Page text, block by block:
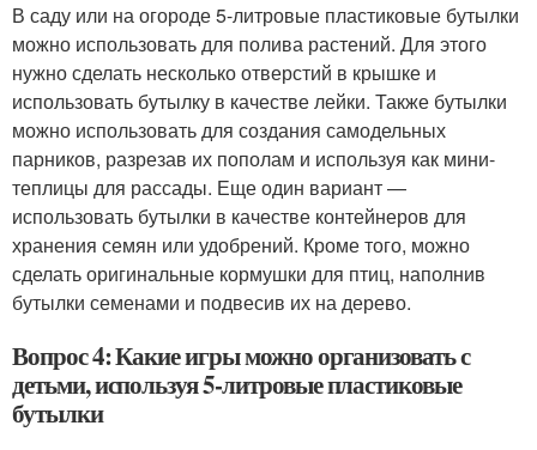
В саду или на огороде 5-литровые пластиковые бутылки
можно использовать для полива растений. Для этого
нужно сделать несколько отверстий в крышке и
использовать бутылку в качестве лейки. Также бутылки
можно использовать для создания самодельных
парников, разрезав их пополам и используя как мини-
теплицы для рассады. Еще один вариант —
использовать бутылки в качестве контейнеров для
хранения семян или удобрений. Кроме того, можно
сделать оригинальные кормушки для птиц, наполнив
бутылки семенами и подвесив их на дерево.
Вопрос 4: Какие игры можно организовать с
детьми, используя 5-литровые пластиковые
бутылки